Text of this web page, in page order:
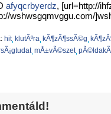
afyqcrbyerdz, [url=http://
wshwsgqmvggu.com/
hit klutÃºra kÃ¶zÃ¶ssÃ©g
mÅ±vÃ©szet